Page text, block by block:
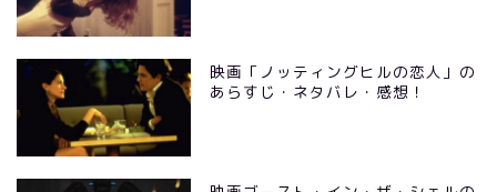
映画「ノッティングヒルの恋人」の
あらすじ・ネタバレ・感想！